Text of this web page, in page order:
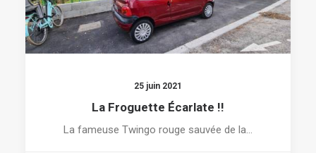
25 juin 2021
La Froguette Écarlate !!
La fameuse Twingo rouge sauvée de la…